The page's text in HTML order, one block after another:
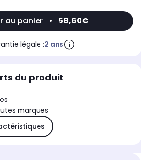
au panier • 58,60€
légale :2 ans
du produit
marques